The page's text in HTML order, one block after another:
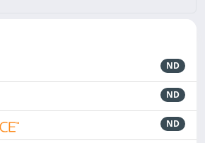
ND
ND
ND